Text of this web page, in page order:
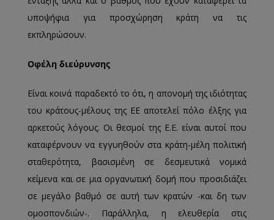
υποψήφια για προσχώρηση κράτη να τις
εκπληρώσουν.
Οφέλη διεύρυνσης
Είναι κοινά παραδεκτό το ότι, η απονομή της ιδιότητας
του κράτους-μέλους της ΕΕ αποτελεί πόλο έλξης για
αρκετούς λόγους. Οι θεσμοί της Ε.Ε. είναι αυτοί που
καταφέρνουν να εγγυηθούν στα κράτη-μέλη πολιτική
σταθερότητα, βασισμένη σε δεσμευτικά νομικά
κείμενα και σε μια οργανωτική δομή που προσιδιάζει
σε μεγάλο βαθμό σε αυτή των κρατών -και δη των
ομοσπονδιών-. Παράλληλα, η ελευθερία στις